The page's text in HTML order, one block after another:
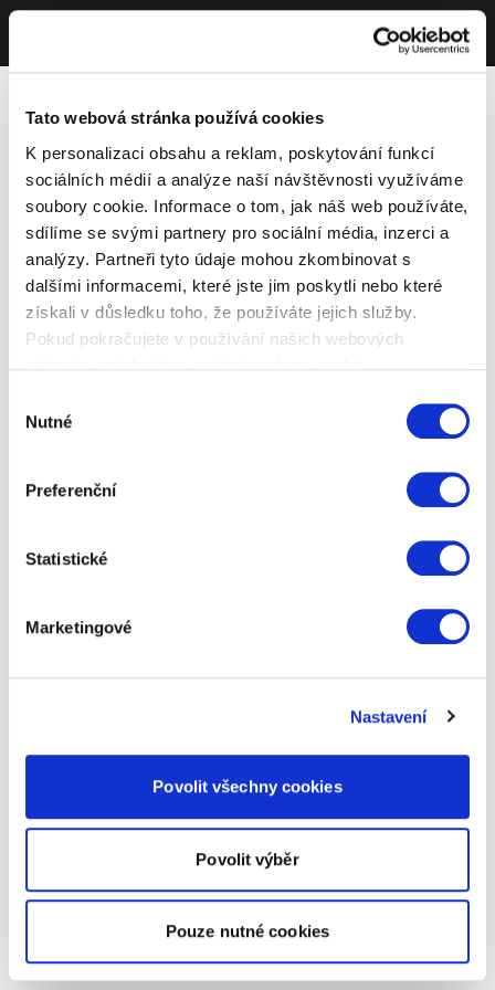
Tato webová stránka používá cookies
K personalizaci obsahu a reklam, poskytování funkcí
sociálních médií a analýze naší návštěvnosti využíváme
soubory cookie. Informace o tom, jak náš web používáte,
sdílíme se svými partnery pro sociální média, inzerci a
analýzy. Partneři tyto údaje mohou zkombinovat s
dalšími informacemi, které jste jim poskytli nebo které
získali v důsledku toho, že používáte jejich služby.
Pokud pokračujete v používání našich webových
souhlasu
Nutné
Preferenční
Statistické
Marketingové
Nastavení
Povolit všechny cookies
Povolit výběr
Pouze nutné cookies